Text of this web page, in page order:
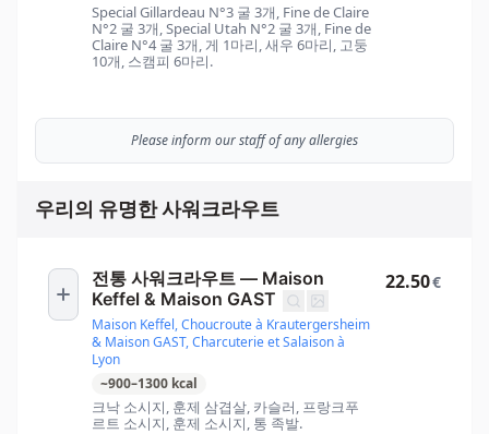
Special Gillardeau N°3 굴 3개, Fine de Claire
N°2 굴 3개, Special Utah N°2 굴 3개, Fine de
Claire N°4 굴 3개, 게 1마리, 새우 6마리, 고둥
10개, 스캠피 6마리.
Please inform our staff of any allergies
우리의 유명한 사워크라우트
전통 사워크라우트 — Maison
Keffel & Maison GAST
Maison Keffel, Choucroute à Krautergersheim
& Maison GAST, Charcuterie et Salaison à
Lyon
~900–1300 kcal
크낙 소시지, 훈제 삼겹살, 카슬러, 프랑크푸
르트 소시지, 훈제 소시지, 통 족발.
22.50€